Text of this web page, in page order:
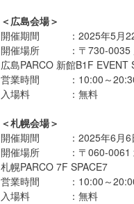
＜広島会場＞
開催期間 ：2025年5月22
開催場所 ：〒730-0035
広島PARCO 新館B1F EVENT
営業時間 ：10:00～
入場料 ：無料
＜札幌会場＞
開催期間 ：2025年6月6
開催場所 ：〒060-0061
札幌PARCO 7F SPACE7
営業時間 ：10:00～
入場料 ：無料